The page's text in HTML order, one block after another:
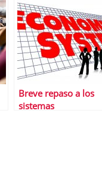
Breve repaso a los
sistemas